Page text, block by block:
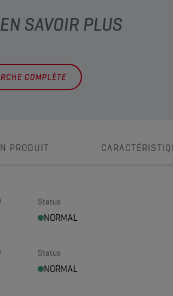
SAVOIR PLUS
COMPLÈTE
PRODUIT
Status
NORMAL
Status
NORMAL